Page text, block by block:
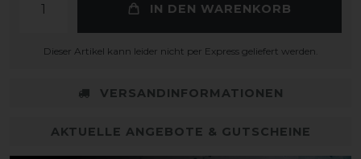
IN DEN WARENKORB
Dieser Artikel kann leider nicht per Express geliefert werden.
VERSANDINFORMATIONEN
AKTUELLE ANGEBOTE & GUTSCHEINE